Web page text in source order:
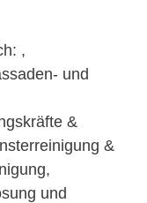
,
und
&
&
und